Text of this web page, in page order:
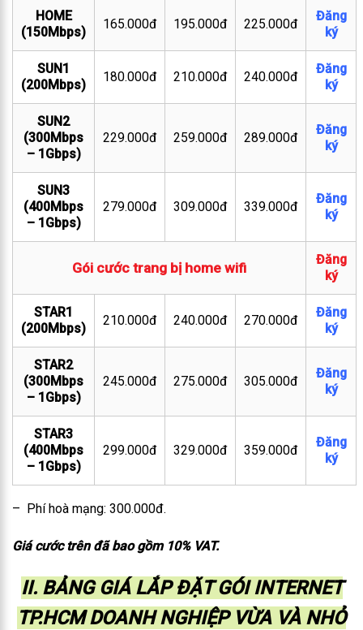
HOME
(150Mbps)
165.000đ 195.000đ 225.000đ
Đăng
ký
SUN1
(200Mbps)
180.000đ 210.000đ 240.000đ
Đăng
ký
SUN2
(300Mbps
– 1Gbps)
229.000đ 259.000đ 289.000đ
Đăng
ký
SUN3
(400Mbps
– 1Gbps)
279.000đ 309.000đ 339.000đ
Đăng
ký
Gói cước trang bị home wifi
Đăng
ký
STAR1
(200Mbps)
210.000đ 240.000đ 270.000đ
Đăng
ký
STAR2
(300Mbps
– 1Gbps)
245.000đ 275.000đ 305.000đ
Đăng
ký
STAR3
(400Mbps
– 1Gbps)
299.000đ 329.000đ 359.000đ
Đăng
ký
– Phí hoà mạng: 300.000đ.
Giá cước trên đã bao gồm 10% VAT.
II. BẢNG GIÁ LẮP ĐẶT GÓI INTERNET
TP.HCM DOANH NGHIỆP VỪA VÀ NHỎ